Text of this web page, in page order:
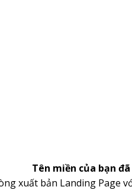
Tên miền của bạn
xuất bản Landing Page